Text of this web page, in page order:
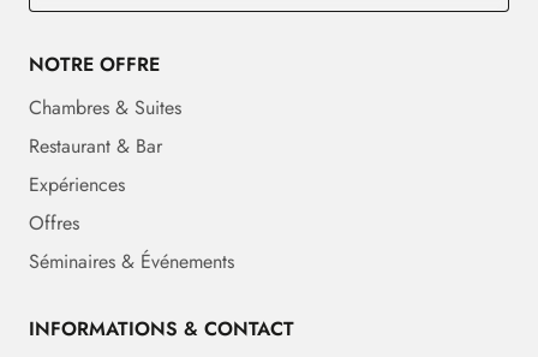
NOTRE OFFRE
Chambres & Suites
Restaurant & Bar
Expériences
Offres
Séminaires & Événements
INFORMATIONS & CONTACT